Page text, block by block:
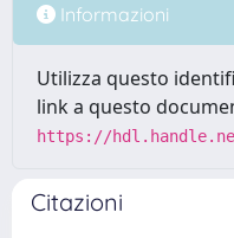
Informazioni
Utilizza questo
link a questo
https://
Citazioni